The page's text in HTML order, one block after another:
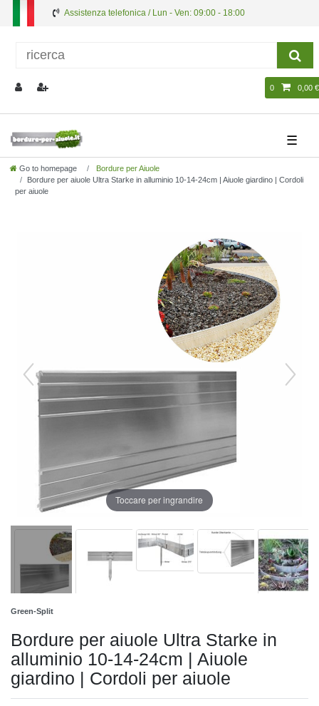
Assistenza telefonica / Lun - Ven: 09:00 - 18:00
0 0,00 €
☰
Go to homepage
Bordure per Aiuole
Bordure per aiuole Ultra Starke in alluminio 10-14-24cm | Aiuole giardino | Cordoli
per aiuole
Toccare per ingrandire
Green-Split
Bordure per aiuole Ultra Starke in
alluminio 10-14-24cm | Aiuole
giardino | Cordoli per aiuole